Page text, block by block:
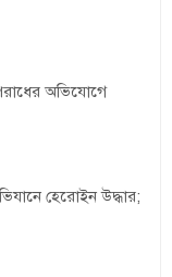
অভিযোগে
হেরোইন উদ্ধার;